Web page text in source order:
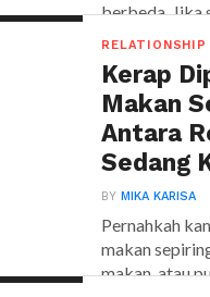
berbeda. Jika
RELATIONSHIP
Kerap
Makan
Antara
Sedang
BYMIKA KARISA
Pernahkah
makan
makan, atau